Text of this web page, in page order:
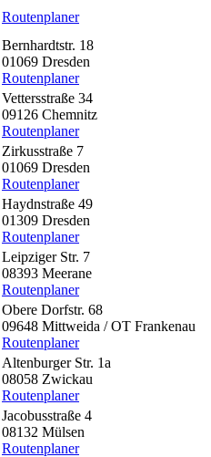
Routenplaner
Bernhardtstr. 18
01069 Dresden
Routenplaner
Vettersstraße 34
09126 Chemnitz
Routenplaner
Zirkusstraße 7
01069 Dresden
Routenplaner
Haydnstraße 49
01309 Dresden
Routenplaner
Leipziger Str. 7
08393 Meerane
Routenplaner
Obere Dorfstr. 68
09648 Mittweida / OT Frankenau
Routenplaner
Altenburger Str. 1a
08058 Zwickau
Routenplaner
Jacobusstraße 4
08132 Mülsen
Routenplaner